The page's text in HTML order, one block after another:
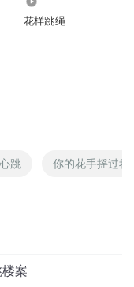
花样跳绳
跳 你的花手摇过我
案